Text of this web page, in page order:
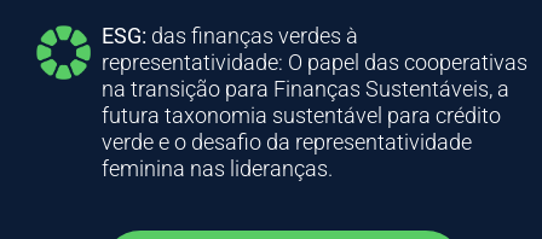
ESG: das finanças verdes à
representatividade: O papel das cooperativas
na transição para Finanças Sustentáveis, a
futura taxonomia sustentável para crédito
verde e o desafio da representatividade
feminina nas lideranças.